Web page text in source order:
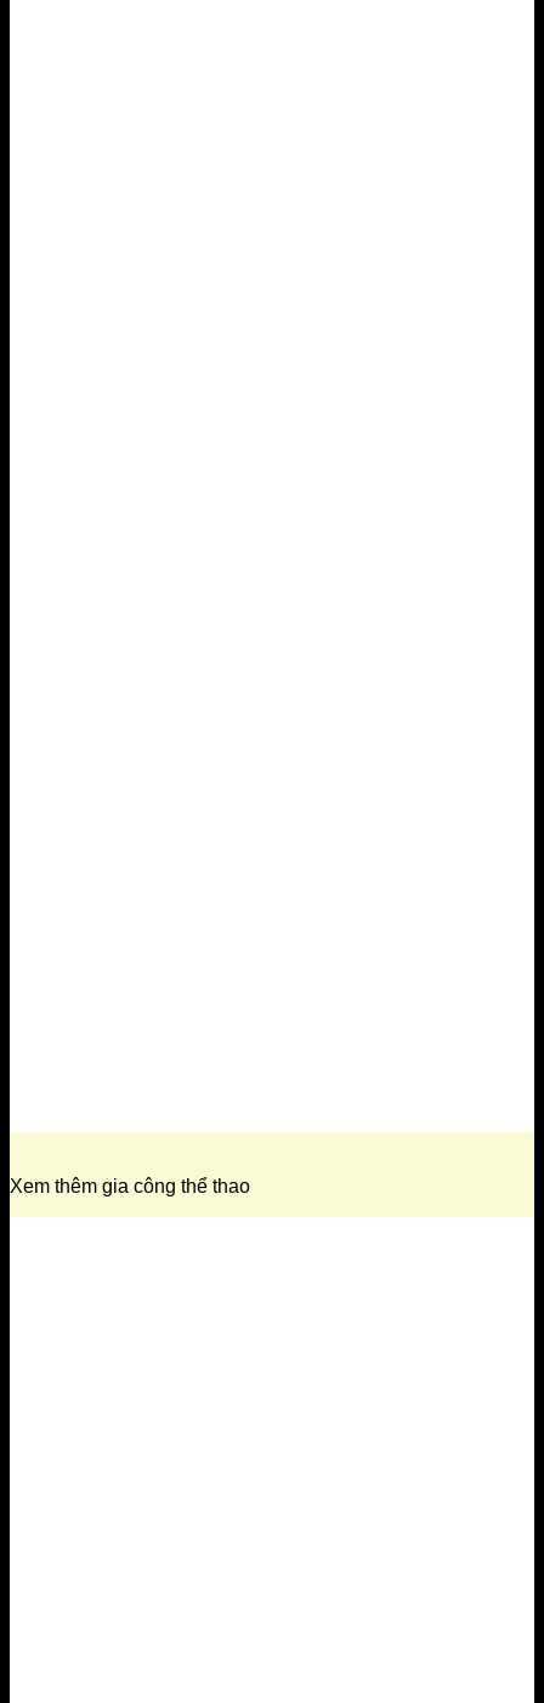
Xem thêm gia công thể thao